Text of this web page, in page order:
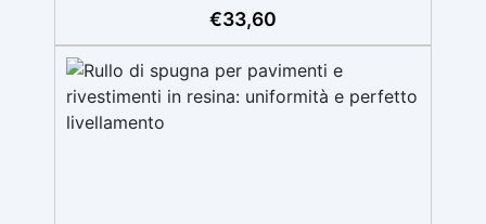
quantità di prodotto necessaria.Per un
risultato ottimale, consigliamo di acquistare
una quantità sufficiente per l’applicazione di
almeno due mani. ✅ Resina metacrilica
monocomponente per consolidare e
€33,60